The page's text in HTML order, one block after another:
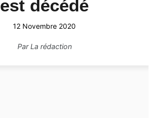
est décédé
12 Novembre 2020
ParLa rédaction